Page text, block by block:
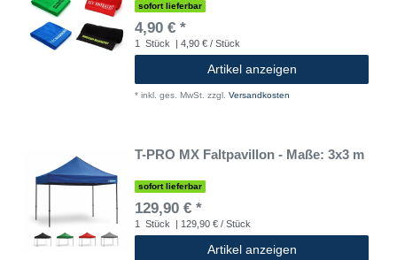
sofort lieferbar
4,90 € *
1 Stück | 4,90 € / Stück
Artikel anzeigen
* inkl. ges. MwSt. zzgl. Versandkosten
T-PRO MX Faltpavillon - Maße: 3x3 m
sofort lieferbar
129,90 € *
1 Stück | 129,90 € / Stück
Artikel anzeigen